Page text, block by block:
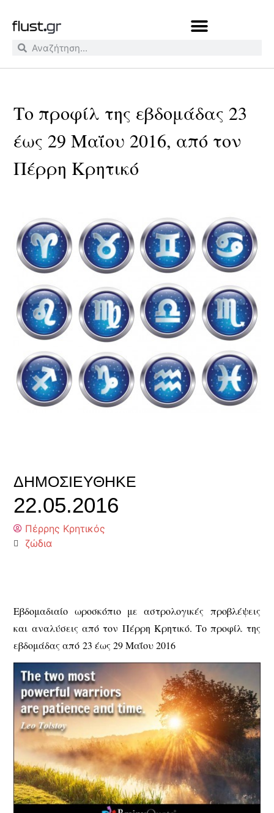
Το προφίλ της εβδομάδας 23
έως 29 Μαΐου 2016, από τον
Πέρρη Κρητικό
ΔΗΜΟΣΙΕΎΘΗΚΕ
22.05.2016
Πέρρης Κρητικός
ζώδια
Εβδομαδιαίο ωροσκόπιο με αστρολογικές προβλέψεις
και αναλύσεις από τον Πέρρη Κρητικό. Το προφίλ της
εβδομάδας από 23 έως 29 Μαΐου 2016